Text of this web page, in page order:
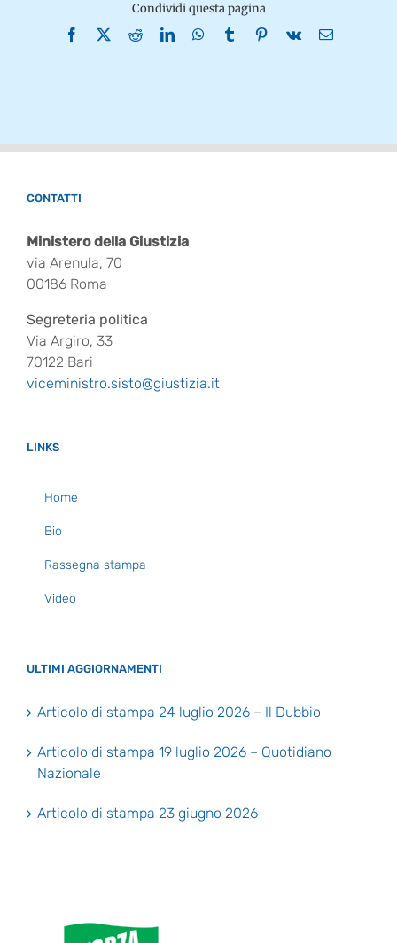
Condividi questa pagina
Facebook
X RedditLinkedInWhatsApp
TumblrPinterest
Vk Email
CONTATTI
Ministero della Giustizia
via Arenula, 70
00186 Roma
Segreteria politica
Via Argiro, 33
70122 Bari
viceministro.sisto@giustizia.it
LINKS
Home
Bio
Rassegna stampa
Video
ULTIMI AGGIORNAMENTI
Articolo di stampa 24 luglio 2026 – Il Dubbio
Articolo di stampa 19 luglio 2026 – Quotidiano
Nazionale
Articolo di stampa 23 giugno 2026